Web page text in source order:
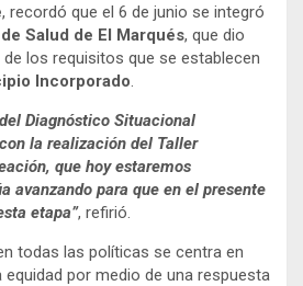
, recordó que el 6 de junio se integró
Salud de El Marqués, que dio
los requisitos que se establecen
Incorporado.
Diagnóstico Situacional
la realización del Taller
que hoy estaremos
avanzando para que en el presente
etapa”, refirió.
todas las políticas se centra en
por medio de una respuesta